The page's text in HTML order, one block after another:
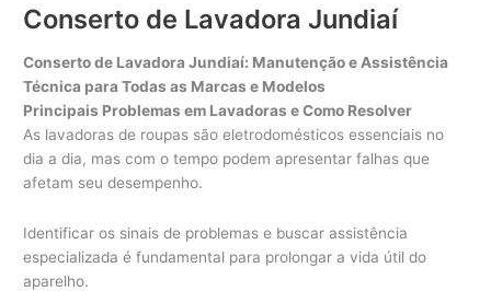
Conserto de Lavadora Jundiaí
Conserto de Lavadora Jundiaí: Manutenção e Assistência
Técnica para Todas as Marcas e Modelos
Principais Problemas em Lavadoras e Como Resolver
As lavadoras de roupas são eletrodomésticos essenciais no
dia a dia, mas com o tempo podem apresentar falhas que
afetam seu desempenho.
Identificar os sinais de problemas e buscar assistência
especializada é fundamental para prolongar a vida útil do
aparelho.